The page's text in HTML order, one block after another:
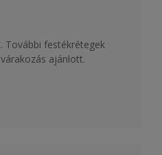
További festékrétegek
ajánlott.